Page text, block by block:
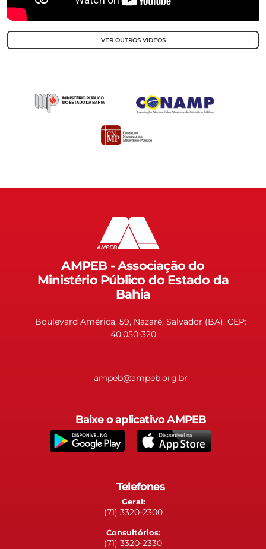
VER OUTROS VÍDEOS
AMPEB - Associação do
Ministério Público do Estado da
Bahia
Boulevard América, 59, Nazaré, Salvador (BA). CEP:
40.050-320
ampeb@ampeb.org.br
Baixe o aplicativo AMPEB
Telefones
Geral:
(71) 3320-2300
Consultórios:
(71) 3320-2330